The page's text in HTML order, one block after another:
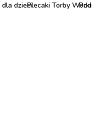
dzieciPlecaki Torby Worki